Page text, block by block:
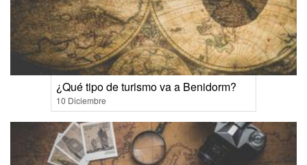
¿Qué tipo de turismo va a Benidorm?
10 Diciembre